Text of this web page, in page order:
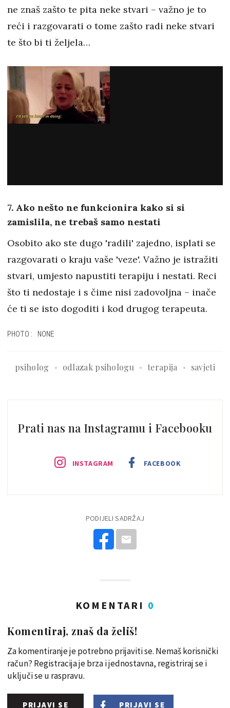
ne znaš zašto te pita neke stvari – važno je to
reći i razgovarati o tome zašto radi neke stvari
te što bi ti željela…
7. Ako nešto ne funkcionira kako si si
zamislila, ne trebaš samo nestati
Osobito ako ste dugo 'radili' zajedno, isplati se
razgovarati o kraju vaše 'veze'. Važno je istražiti
stvari, umjesto napustiti terapiju i nestati. Reci
što ti nedostaje i s čime nisi zadovoljna – inače
će ti se isto dogoditi i kod drugog terapeuta.
PHOTO: NONE
psiholog odlazak psihologu terapija savjeti
Prati nas na Instagramu i Facebooku
INSTAGRAM FACEBOOK
PODIJELI SADRŽAJ
KOMENTARI 0
Komentiraj, znaš da želiš!
Za komentiranje je potrebno prijaviti se. Nemaš korisnički
račun? Registracija je brza i jednostavna, registriraj se i
uključi se u raspravu.
PRIJAVI SE PRIJAVI SE